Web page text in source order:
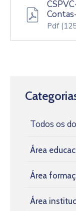
Todos os
Área
Área
Área
Pdf